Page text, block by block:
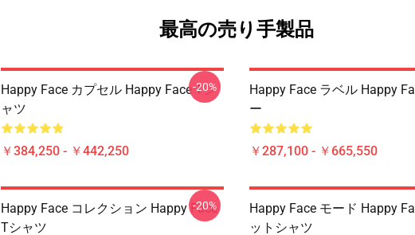
最高の売り手製品
Happy Face カプセル Happy Face Tシ
ャツ
￥384,250 - ￥442,250
-20%
Happy Face ラベル Happy
ー
￥287,100 - ￥665,550
Happy Face コレクション Happy Face
Tシャツ
-20%
Happy Face モード Happy
ットシャツ